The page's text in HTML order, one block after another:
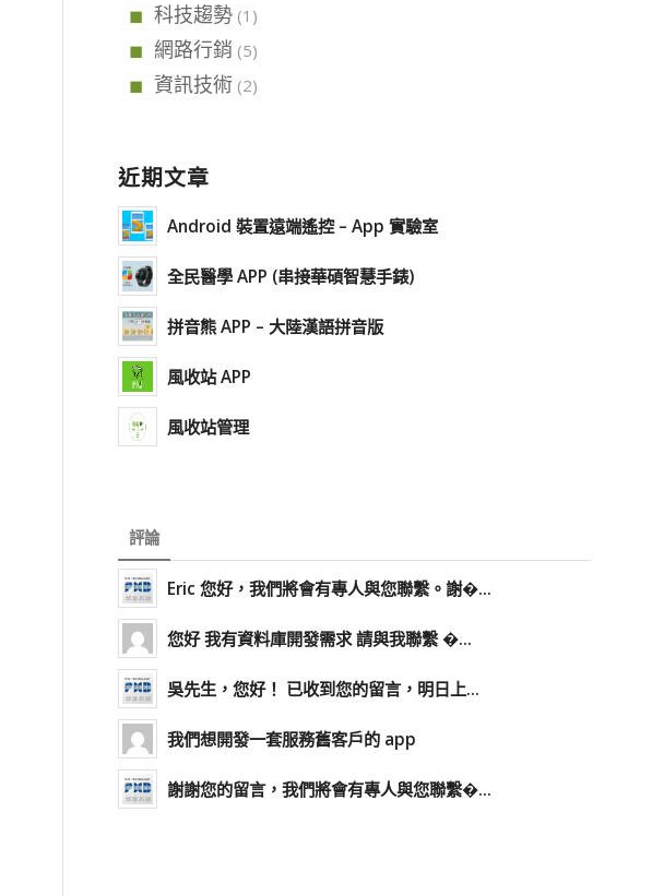
科技趨勢 (1)
網路行銷 (5)
資訊技術 (2)
近期文章
Android 裝置遠端遙控 – App 實驗室
全民醫學 APP (串接華碩智慧手錶)
拼音熊 APP – 大陸漢語拼音版
風收站 APP
風收站管理
評論
Eric 您好，我們將會有專人與您聯繫。謝�...
您好 我有資料庫開發需求 請與我聯繫 �...
吳先生，您好！ 已收到您的留言，明日上...
我們想開發一套服務舊客戶的 app
謝謝您的留言，我們將會有專人與您聯繫�...